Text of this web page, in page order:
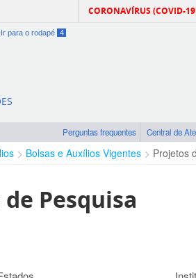
CORONAVÍRUS (COVID-
Ir para o rodapé 4
Perguntas frequentes Central de
Bolsas e Auxílios Vigentes Projetos
Pesquisa